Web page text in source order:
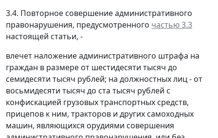
3.4. Повторное совершение административного
правонарушения, предусмотренного частью 3.3
настоящей статьи, -
влечет наложение административного штрафа на
граждан в размере от шестидесяти тысяч до
семидесяти тысяч рублей; на должностных лиц - от
восьмидесяти тысяч до ста тысяч рублей с
конфискацией грузовых транспортных средств,
прицепов к ним, тракторов и других самоходных
машин, являющихся орудиями совершения